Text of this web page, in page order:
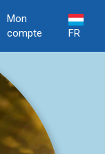
Mon
compte
FR